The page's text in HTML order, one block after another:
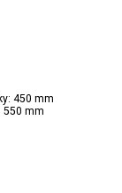
450 mm
550 mm